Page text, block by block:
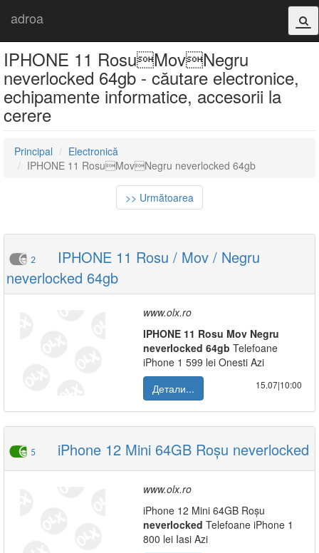
adroa
IPHONE 11 RosuMovNegru
neverlocked 64gb - căutare electronice,
echipamente informatice, accesorii la
cerere
Principal
Electronică
IPHONE 11 RosuMovNegru neverlocked 64gb
>> Următoarea
2
IPHONE 11 Rosu / Mov / Negru
neverlocked 64gb
www.olx.ro
IPHONE 11 Rosu Mov Negru
neverlocked 64gb Telefoane
iPhone 1 599 lei Onesti Azi
Детали...
15.07|10:00
5 iPhone 12 Mini 64GB Roșu neverlocked
www.olx.ro
iPhone 12 Mini 64GB Roșu
neverlocked Telefoane iPhone 1
800 lei Iasi Azi